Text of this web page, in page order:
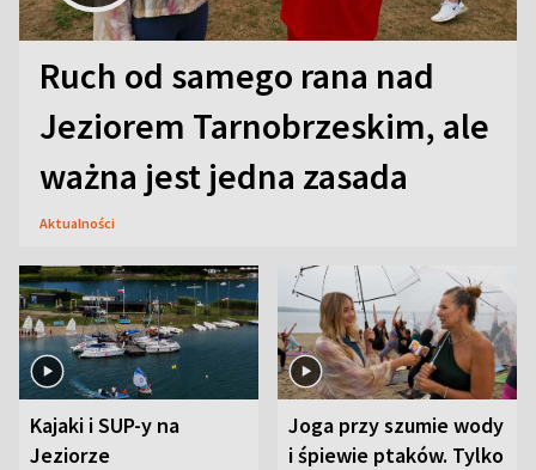
Ruch od samego rana nad
Jeziorem Tarnobrzeskim, ale
ważna jest jedna zasada
Aktualności
Kajaki i SUP-y na
Jeziorze
Joga przy szumie wody
i śpiewie ptaków. Tylko